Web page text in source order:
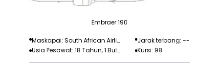
Embraer 190
Maskapai: South African Airlin
k
Jarak terbang: --
Usia Pesawat: 18 Tahun, 1 Bula
n
Kursi: 98